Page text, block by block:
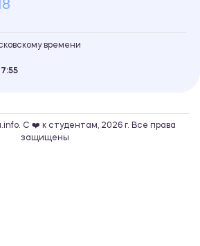
времени
55
С ❤️ к студентам, 2026 г. Все права
защищены